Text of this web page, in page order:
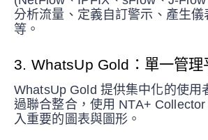
分析流量、定義自訂警示、產生儀
等。
3. WhatsUp Gold： 單一管理
WhatsUp Gold 提供集中化的使用
過聯合整合，使用 NTA+
入重要的圖表與圖形。